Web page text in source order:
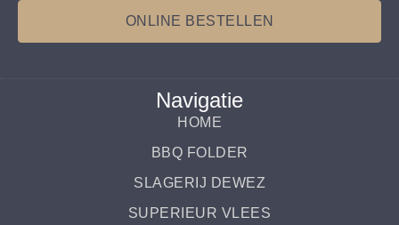
ONLINE BESTELLEN
Navigatie
HOME
BBQ FOLDER
SLAGERIJ DEWEZ
SUPERIEUR VLEES